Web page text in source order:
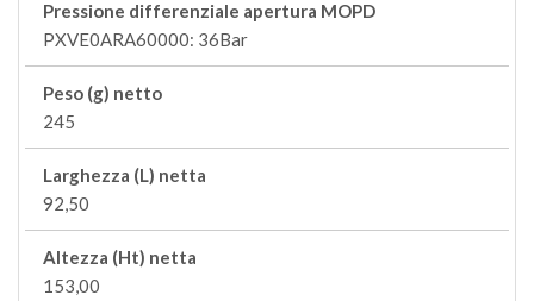
Pressione differenziale apertura MOPD
PXVE0ARA60000: 36Bar
Peso (g) netto
245
Larghezza (L) netta
92,50
Altezza (Ht) netta
153,00